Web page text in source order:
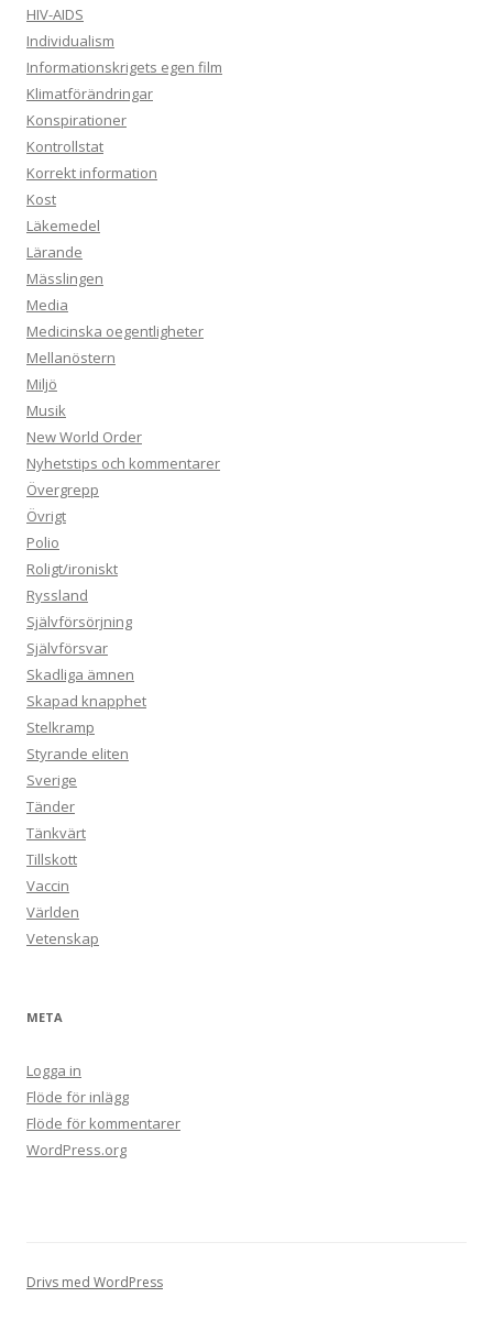
HIV-AIDS
Individualism
Informationskrigets egen film
Klimatförändringar
Konspirationer
Kontrollstat
Korrekt information
Kost
Läkemedel
Lärande
Mässlingen
Media
Medicinska oegentligheter
Mellanöstern
Miljö
Musik
New World Order
Nyhetstips och kommentarer
Övergrepp
Övrigt
Polio
Roligt/ironiskt
Ryssland
Självförsörjning
Självförsvar
Skadliga ämnen
Skapad knapphet
Stelkramp
Styrande eliten
Sverige
Tänder
Tänkvärt
Tillskott
Vaccin
Världen
Vetenskap
META
Logga in
Flöde för inlägg
Flöde för kommentarer
WordPress.org
Drivs med WordPress